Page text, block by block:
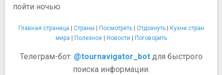
пойти ночью
Главная страница Страны Посмотреть| Отдохнуть|
Кухни стран
мира
Полезное| Новости Поговорить
Телеграм-бот: @tournavigator_botдля быстрого
поиска информации.